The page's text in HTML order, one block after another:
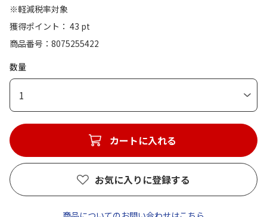
※軽減税率対象
獲得ポイント： 43 pt
商品番号
8075255422
数量
1
カートに入れる
お気に入りに登録する